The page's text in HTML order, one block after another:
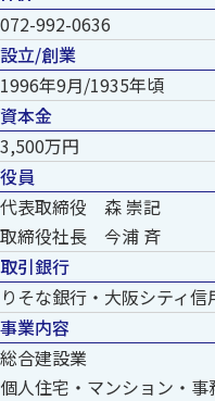
072-992-0636
設立/創業
1996年9月/1935年頃
資本金
3,500万円
役員
代表取締役 森 崇記
取締役社長 今浦 斉
取引銀行
りそな銀行・大阪シティ
事業内容
総合建設業
個人住宅・マンション・